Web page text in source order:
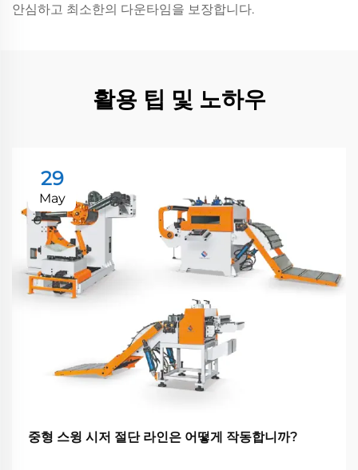
안심하고 최소한의 다운타임을 보장합니다.
활용 팁 및 노하우
29
May
중형 스윙 시저 절단 라인은 어떻게 작동합니까?